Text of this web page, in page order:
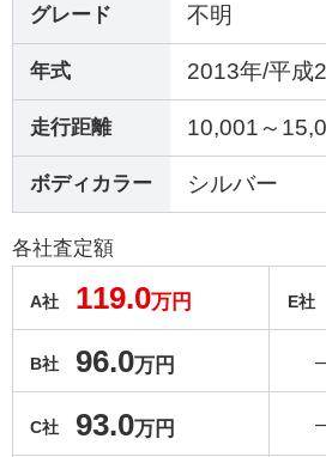
グレード 不明
年式 2013年/平成
走行距離 10,001～
ボディカラー シルバー
各社査定額
A社 119.0万円
B社 96.0万円
C社 93.0万円
E社